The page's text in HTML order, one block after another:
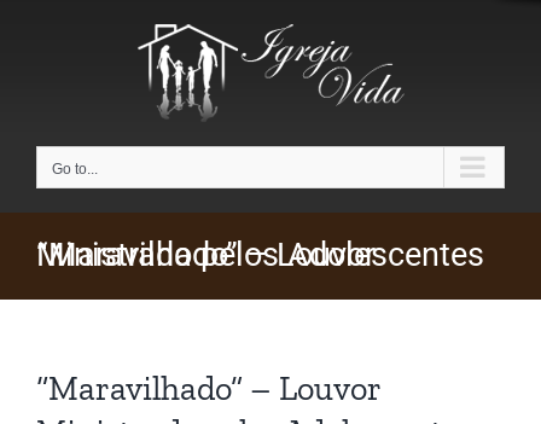
Go to...
“Maravilhado” – Louvor Ministrado pelos Adolescentes
“Maravilhado” – Louvor